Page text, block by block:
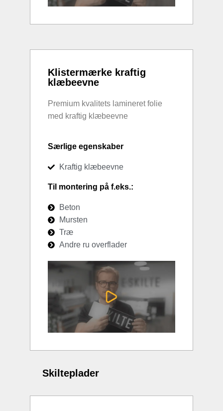
Klistermærke kraftig
klæbeevne
Premium kvalitets lamineret folie
med kraftig klæbeevne
Særlige egenskaber
Kraftig klæbeevne
Til montering på f.eks.:
Beton
Mursten
Træ
Andre ru overflader
Skilteplader